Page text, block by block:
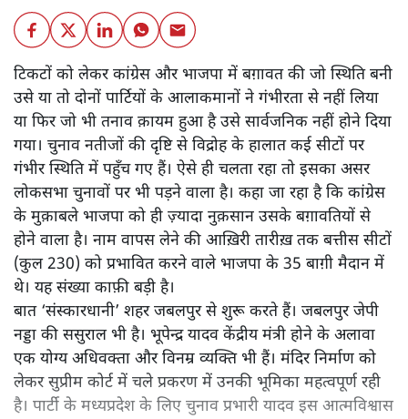
टिकटों को लेकर कांग्रेस और भाजपा में बग़ावत की जो स्थिति बनी
उसे या तो दोनों पार्टियों के आलाकमानों ने गंभीरता से नहीं लिया
या फिर जो भी तनाव क़ायम हुआ है उसे सार्वजनिक नहीं होने दिया
गया। चुनाव नतीजों की दृष्टि से विद्रोह के हालात कई सीटों पर
गंभीर स्थिति में पहुँच गए हैं। ऐसे ही चलता रहा तो इसका असर
लोकसभा चुनावों पर भी पड़ने वाला है। कहा जा रहा है कि कांग्रेस
के मुक़ाबले भाजपा को ही ज़्यादा नुक़सान उसके बग़ावतियों से
होने वाला है। नाम वापस लेने की आख़िरी तारीख़ तक बत्तीस सीटों
(कुल 230) को प्रभावित करने वाले भाजपा के 35 बाग़ी मैदान में
थे। यह संख्या काफ़ी बड़ी है।
बात ‘संस्कारधानी’ शहर जबलपुर से शुरू करते हैं। जबलपुर जेपी
नड्डा की ससुराल भी है। भूपेन्द्र यादव केंद्रीय मंत्री होने के अलावा
एक योग्य अधिवक्ता और विनम्र व्यक्ति भी हैं। मंदिर निर्माण को
लेकर सुप्रीम कोर्ट में चले प्रकरण में उनकी भूमिका महत्वपूर्ण रही
है। पार्टी के मध्यप्रदेश के लिए चुनाव प्रभारी यादव इस आत्मविश्वास